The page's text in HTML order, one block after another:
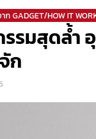
ก GADGET/HOW IT
รมสุดล้ำ
ก